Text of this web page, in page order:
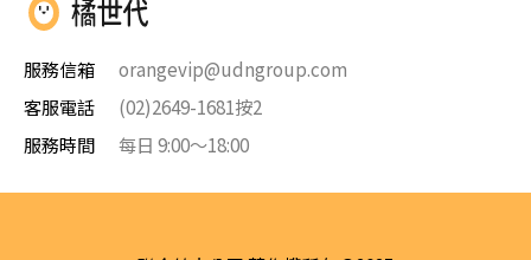
服務信箱
orangevip@udngroup.com
客服電話
(02)2649-1681按2
服務時間
每日 9:00～18:00